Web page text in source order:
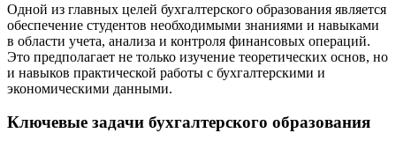
Одной из главных целей бухгалтерского образования является
обеспечение студентов необходимыми знаниями и навыками
в области учета, анализа и контроля финансовых операций.
Это предполагает не только изучение теоретических основ, но
и навыков практической работы с бухгалтерскими и
экономическими данными.
Ключевые задачи бухгалтерского образования